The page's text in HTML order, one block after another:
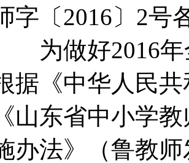
字〔2016〕2号
做好2016年
据《中华人民
山东省中小学
办法》（鲁教师